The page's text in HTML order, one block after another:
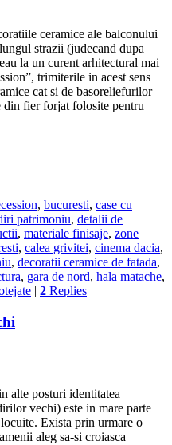
ceramice ale balconului
strazii (judecand dupa
la un curent arhitectural mai
trimiterile in acest sens
cat si de basoreliefurilor
din fier forjat folosite pentru
, bucuresti, case cu
patrimoniu, detalii de
, materiale finisaje, zone
, calea grivitei, cinema dacia,
, decoratii ceramice de fatada,
, gara de nord, hala matache,
| 2 Replies
alte posturi identitatea
vechi) este in mare parte
Exista prin urmare o
aleg sa-si croiasca